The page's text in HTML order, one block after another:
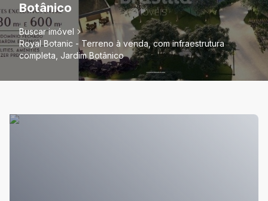
Botânico
Buscar imóvel
Royal Botanic - Terreno à venda, com infraestrutura
completa, Jardim Botânico